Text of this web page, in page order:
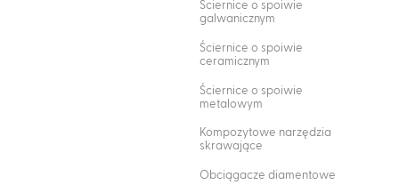
Ściernice o spoiwie
galwanicznym
Ściernice o spoiwie
ceramicznym
Ściernice o spoiwie
metalowym
Kompozytowe narzędzia
skrawające
Obciągacze diamentowe